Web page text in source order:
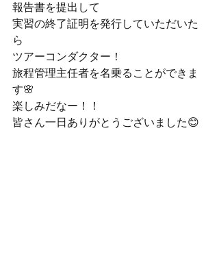
報告書を提出して
実習の終了証明を発行していただいた
ら
ツアーコンダクター！
旅程管理主任者を名乗ることができま
す🌸
楽しみだなー！！
皆さん一日ありがとうございました😊